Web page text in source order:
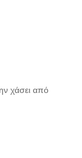
χάσει από